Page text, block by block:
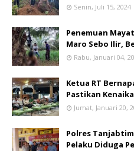
Senin, Juli 15, 2024
Penemuan
Maro Sebo Ilir,
Rabu, Januari 04,
Ketua RT
Pastikan
Jumat, Januari 20,
Polres
Pelaku Diduga